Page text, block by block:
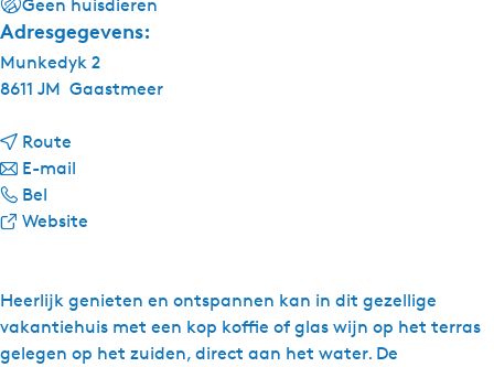
Heerlijk genieten en ontspannen kan in dit gezellige
vakantiehuis met een kop koffie of glas wijn op het terras
gelegen op het zuiden, direct aan het water. De
Geen huisdieren
Adresgegevens:
Munkedyk 2
8611 JM Gaastmeer
Route
a
r
t
e
r
E-mail
a
a
t
e
Bel
a
r
r
e
Website
W
a
t